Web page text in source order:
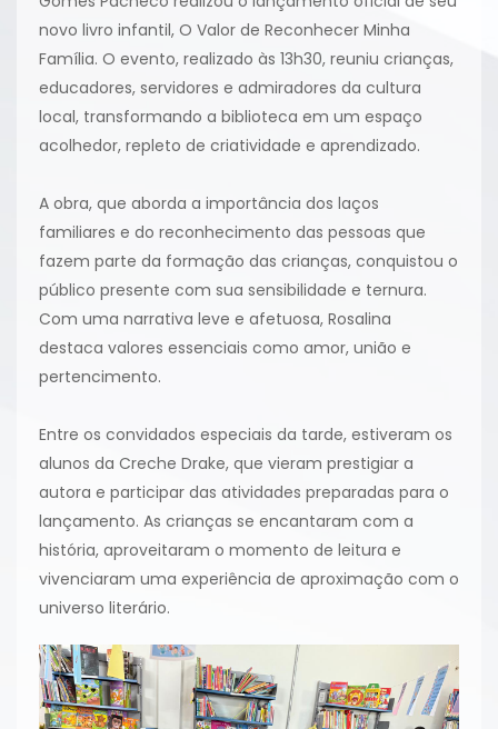
novo livro infantil, O Valor de Reconhecer Minha
Família. O evento, realizado às 13h30, reuniu crianças,
educadores, servidores e admiradores da cultura
local, transformando a biblioteca em um espaço
acolhedor, repleto de criatividade e aprendizado.
A obra, que aborda a importância dos laços
familiares e do reconhecimento das pessoas que
fazem parte da formação das crianças, conquistou o
público presente com sua sensibilidade e ternura.
Com uma narrativa leve e afetuosa, Rosalina
destaca valores essenciais como amor, união e
pertencimento.
Entre os convidados especiais da tarde, estiveram os
alunos da Creche Drake, que vieram prestigiar a
autora e participar das atividades preparadas para o
lançamento. As crianças se encantaram com a
história, aproveitaram o momento de leitura e
vivenciaram uma experiência de aproximação com o
universo literário.